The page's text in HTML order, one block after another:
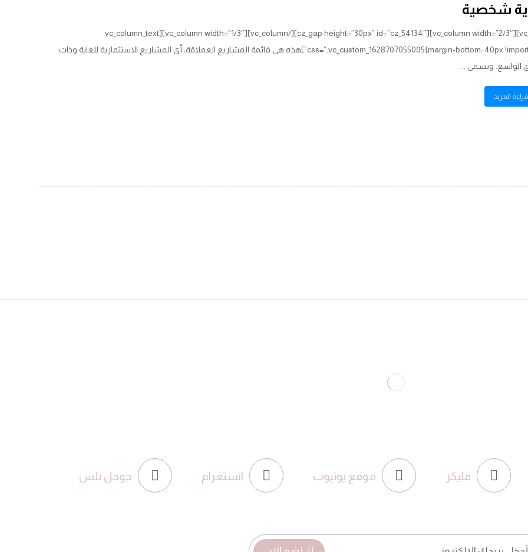
شخصية
[vc_row][vc_column width=”2/3″][cz_gap height=”30px” id=”cz_54134″][/vc_column][vc_column width=”1/3″][vc_column_text
css=”.vc_custom_1628707055005{margin-bottom: 40px !important;}”]هذه هي قائمة المشاريع العملاقة، أي المشاريع الاستثمارية للغاية وذات
الواسع. وتسمى ...
قراءة المزيد
فليكر موقع يوتيوب انستغرام جوجل بلس